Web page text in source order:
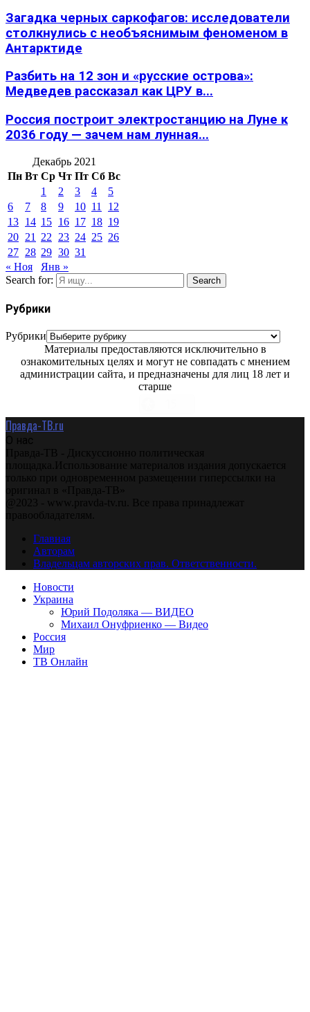
Загадка черных саркофагов: исследователи
столкнулись с необъяснимым феноменом в
Антарктиде
Разбить на 12 зон и «русские острова»:
Медведев рассказал как ЦРУ в...
Россия построит электростанцию на Луне к
2036 году — зачем нам лунная...
Декабрь 2021
Пн Вт Ср Чт Пт Сб Вс
1
2 3 4
5
6
7 8 9 10 11
12
13 14 15 16 17 18 19
20 21 22 23 24 25 26
27 28 29 30 31
« Ноя
Янв »
Search for:
Search
Рубрики
Рубрики
Материалы предоставляются исключительно в
ознакомительных целях и могут не совпадать с мнением
администрации сайта, и предназначены для лиц 18 лет и
старше
Правда-ТВ.ru
О нас
Правда-ТВ - Дискуссионно политическая
площадка.Использование материалов издания допускается
только при одновременном размещении гиперссылки на
оригинал в «Правда-ТВ»
@2023 - www.pravda-tv.ru. Все права принадлежат
правообладателям.
Главная
Авторам
Владельцам авторских прав. Ответственности.
Новости
Украина
Юрий Подоляка — ВИДЕО
Михаил Онуфриенко — Видео
Россия
Мир
ТВ Онлайн